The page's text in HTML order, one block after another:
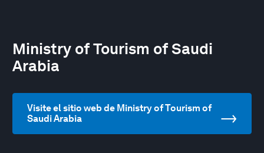
Ministry of Tourism of Saudi
Arabia
Visite el sitio web de Ministry of Tourism of
Saudi Arabia